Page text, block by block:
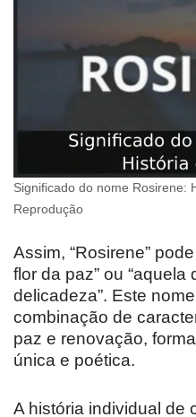
Significado do nome Rosirene:
Reprodução
Assim, “Rosirene”
flor da paz” ou
delicadeza”. Este
combinação de
paz e renovação,
única e poética.
A história individual de